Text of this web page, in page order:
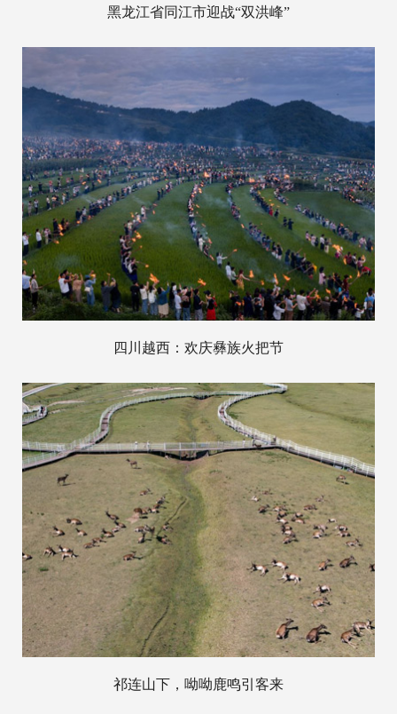
黑龙江省同江市迎战“双洪峰”
四川越西：欢庆彝族火把节
祁连山下，呦呦鹿鸣引客来